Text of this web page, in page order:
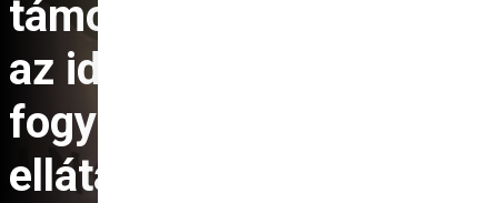
támogatásával erősödik
az idősgondozás és a
fogyatékkal élők
ellátása Libanonban